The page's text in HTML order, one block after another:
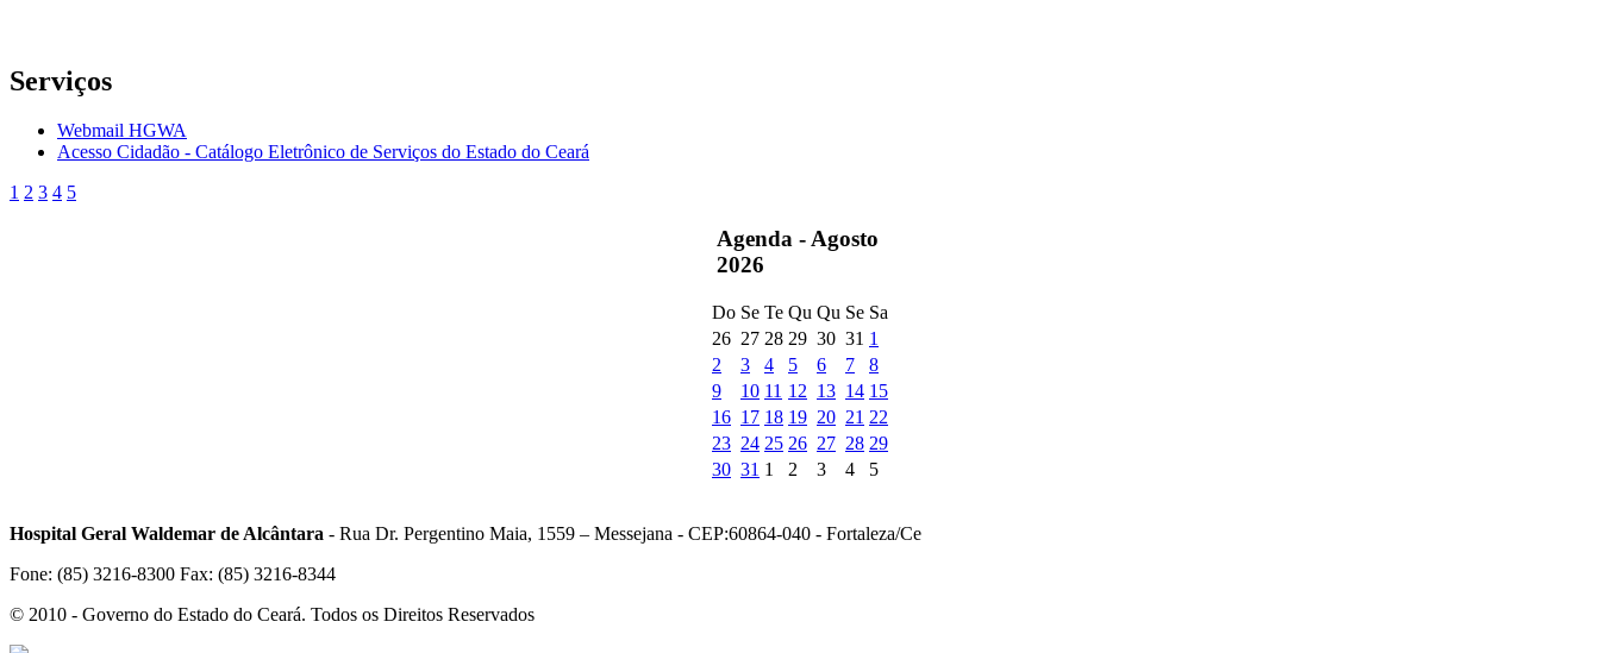
Serviços
Webmail HGWA
Acesso Cidadão - Catálogo Eletrônico de Serviços do Estado do Ceará
1 2 3 4 5
Agenda - Agosto
2026
Do Se Te Qu Qu Se Sa
26 27 28 29 30 31 1
2
3 4 5 6 7
8
9
10 11 12 13 14 15
16 17 18 19 20 21 22
23 24 25 26 27 28 29
30 31 1 2 3 4 5
Hospital Geral Waldemar de Alcântara - Rua Dr. Pergentino Maia, 1559 – Messejana - CEP:60864-040 - Fortaleza/Ce
Fone: (85) 3216-8300 Fax: (85) 3216-8344
© 2010 - Governo do Estado do Ceará. Todos os Direitos Reservados